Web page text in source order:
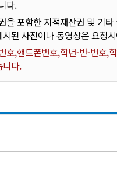
다.
포함한 지적재산권 및 기
된 사진이나 동영상은 요청
,핸드폰번호,학년-반-번호,
니다.